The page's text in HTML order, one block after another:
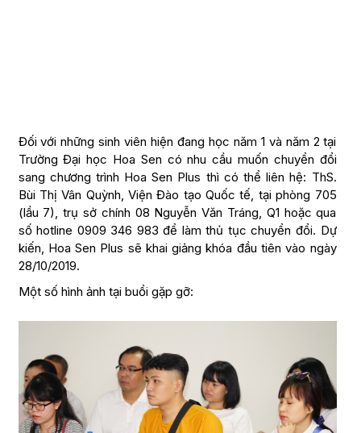
Đối với những sinh viên hiện đang học năm 1 và năm 2 tại
Trường Đại học Hoa Sen có nhu cầu muốn chuyển đổi
sang chương trình Hoa Sen Plus thì có thể liên hệ: ThS.
Bùi Thị Vân Quỳnh, Viện Đào tạo Quốc tế, tại phòng 705
(lầu 7), trụ sở chính 08 Nguyễn Văn Tráng, Q1 hoặc qua
số hotline 0909 346 983 để làm thủ tục chuyển đổi. Dự
kiến, Hoa Sen Plus sẽ khai giảng khóa đầu tiên vào ngày
28/10/2019.
Một số hình ảnh tại buổi gặp gỡ: